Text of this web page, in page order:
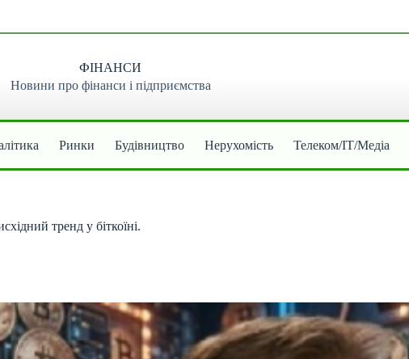
ФІНАНСИ
Новини про фінанси і підприємства
Ринки Будівництво Нерухомість Телеком/ІТ/Медіа
тренд у біткоїні.